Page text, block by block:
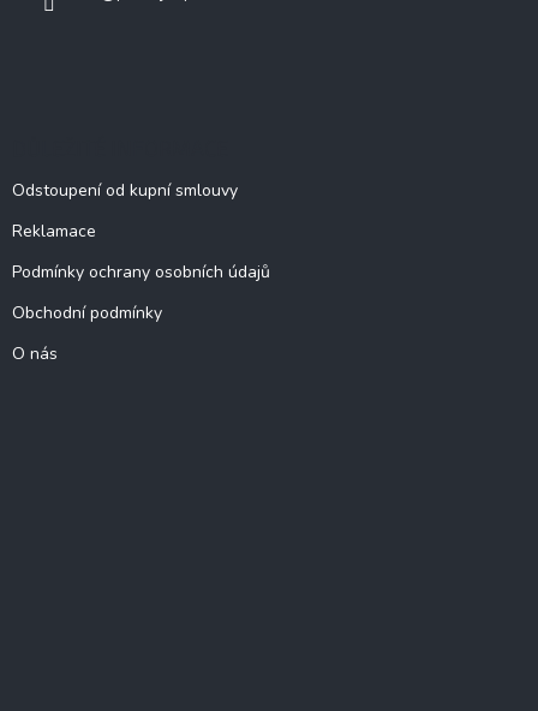
Odstoupení od kupní smlouvy
Reklamace
Podmínky ochrany osobních údajů
Obchodní podmínky
O nás